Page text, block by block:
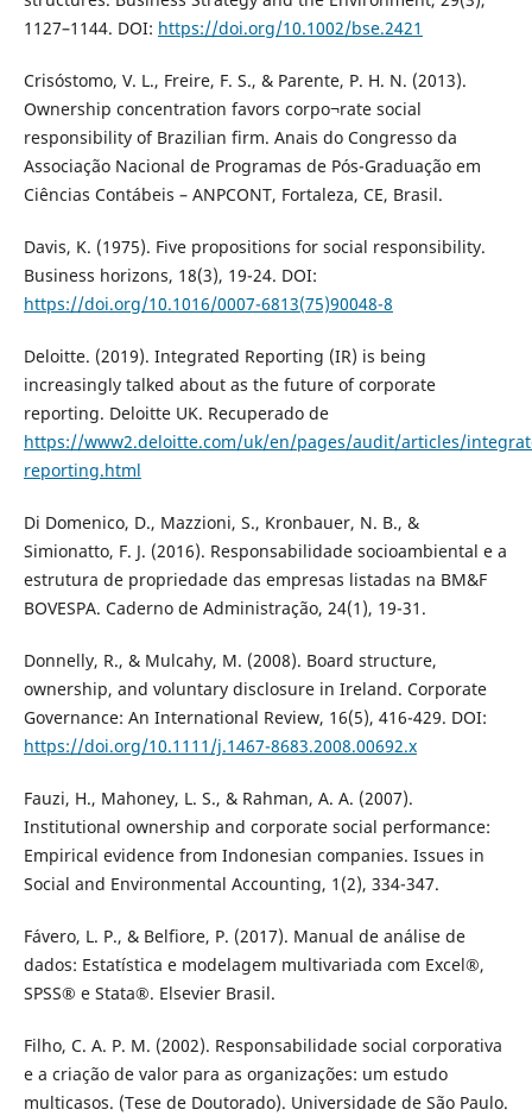
1127–1144. DOI: https://doi.org/10.1002/bse.2421
Crisóstomo, V. L., Freire, F. S., & Parente, P. H. N. (2013).
Ownership concentration favors corpo¬rate social
responsibility of Brazilian firm. Anais do Congresso da
Associação Nacional de Programas de Pós-Graduação em
Ciências Contábeis – ANPCONT, Fortaleza, CE, Brasil.
Davis, K. (1975). Five propositions for social responsibility.
Business horizons, 18(3), 19-24. DOI:
https://doi.org/10.1016/0007-6813(75)90048-8
Deloitte. (2019). Integrated Reporting (IR) is being
increasingly talked about as the future of corporate
reporting. Deloitte UK. Recuperado de
https://www2.deloitte.com/uk/en/pages/audit/articles/
reporting.html
Di Domenico, D., Mazzioni, S., Kronbauer, N. B., &
Simionatto, F. J. (2016). Responsabilidade socioambiental e a
estrutura de propriedade das empresas listadas na BM&F
BOVESPA. Caderno de Administração, 24(1), 19-31.
Donnelly, R., & Mulcahy, M. (2008). Board structure,
ownership, and voluntary disclosure in Ireland. Corporate
Governance: An International Review, 16(5), 416-429. DOI:
https://doi.org/10.1111/j.1467-8683.2008.00692.x
Fauzi, H., Mahoney, L. S., & Rahman, A. A. (2007).
Institutional ownership and corporate social performance:
Empirical evidence from Indonesian companies. Issues in
Social and Environmental Accounting, 1(2), 334-347.
Fávero, L. P., & Belfiore, P. (2017). Manual de análise de
dados: Estatística e modelagem multivariada com Excel®,
SPSS® e Stata®. Elsevier Brasil.
Filho, C. A. P. M. (2002). Responsabilidade social corporativa
e a criação de valor para as organizações: um estudo
multicasos. (Tese de Doutorado). Universidade de São Paulo.